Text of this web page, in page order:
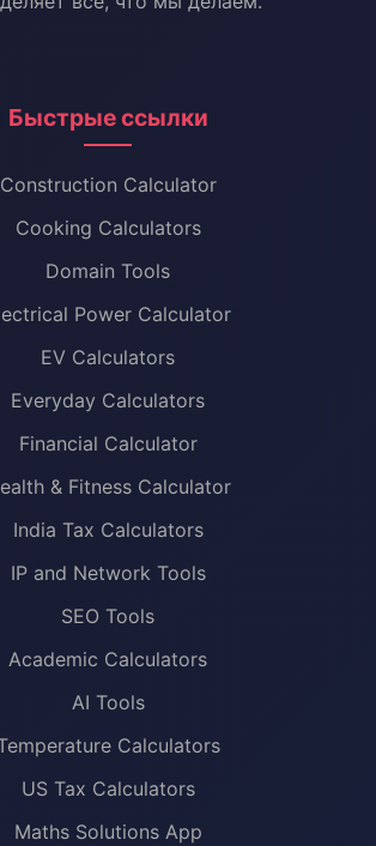
Быстрые ссылки
Construction Calculator
Cooking Calculators
Domain Tools
Power Calculator
EV Calculators
Everyday Calculators
Financial Calculator
& Fitness Calculator
India Tax Calculators
IP and Network Tools
SEO Tools
Academic Calculators
AI Tools
Calculators
US Tax Calculators
Maths Solutions App